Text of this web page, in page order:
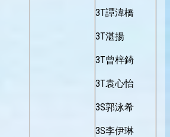
3T譚湋橋
3T湛揚
3T曾梓錡
3T袁心怡
3S郭泳希
3S李伊琳